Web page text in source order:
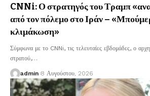
CNNi: Ο στρατηγός του Τραμπ
από τον πόλεμο στο Ιράν –
κλιμάκωση»
Σύμφωνα με το CNNi, τις τελευταίες εβδομάδες, ο
στρατού,…
admin 8 Αυγούστου, 2026